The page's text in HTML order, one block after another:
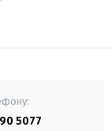
5077